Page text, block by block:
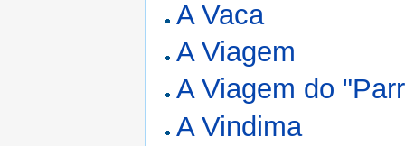
A Vaca
A Viagem
A Viagem do
A Vindima